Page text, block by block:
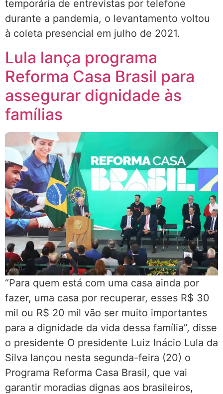
temporária de entrevistas por telefone
durante a pandemia, o levantamento voltou
à coleta presencial em julho de 2021.
Lula lança programa
Reforma Casa Brasil para
assegurar dignidade às
famílias
“Para quem está com uma casa ainda por
fazer, uma casa por recuperar, esses R$ 30
mil ou R$ 20 mil vão ser muito importantes
para a dignidade da vida dessa família”, disse
o presidente O presidente Luiz Inácio Lula da
Silva lançou nesta segunda-feira (20) o
Programa Reforma Casa Brasil, que vai
garantir moradias dignas aos brasileiros,